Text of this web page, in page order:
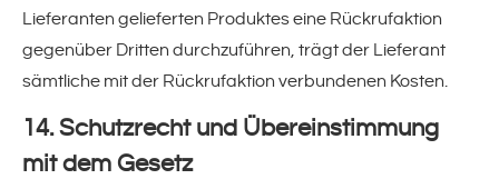
Lieferanten gelieferten Produktes eine Rückrufaktion
gegenüber Dritten durchzuführen, trägt der Lieferant
sämtliche mit der Rückrufaktion verbundenen Kosten.
14. Schutzrecht und Übereinstimmung
mit dem Gesetz